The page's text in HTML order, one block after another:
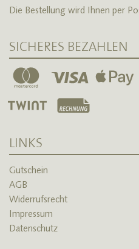
Die Bestellung wird Ihnen per
SICHERES BEZAHLEN
LINKS
Gutschein
AGB
Widerrufsrecht
Impressum
Datenschutz